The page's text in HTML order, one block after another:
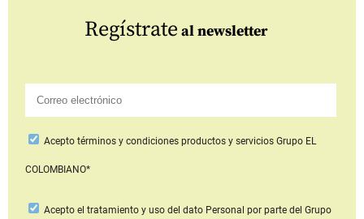
Regístrate al newsletter
Aceptotérminos y condiciones productos y serviciosGrupo EL
COLOMBIANO*
Acepto el tratamiento y uso del dato Personal por parte del Grupo